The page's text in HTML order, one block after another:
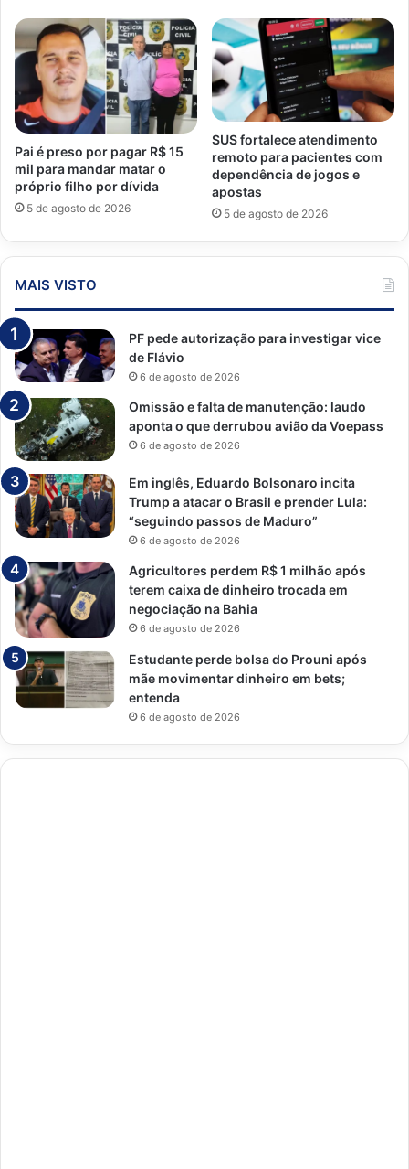
Pai é preso por pagar R$ 15
mil para mandar matar o
próprio filho por dívida
5 de agosto de 2026
SUS fortalece atendimento
remoto para pacientes com
dependência de jogos e
apostas
5 de agosto de 2026
MAIS VISTO
PF pede autorização para investigar vice
de Flávio
6 de agosto de 2026
Omissão e falta de manutenção: laudo
aponta o que derrubou avião da Voepass
6 de agosto de 2026
Em inglês, Eduardo Bolsonaro incita
Trump a atacar o Brasil e prender Lula:
“seguindo passos de Maduro”
6 de agosto de 2026
Agricultores perdem R$ 1 milhão após
terem caixa de dinheiro trocada em
negociação na Bahia
6 de agosto de 2026
Estudante perde bolsa do Prouni após
mãe movimentar dinheiro em bets;
entenda
6 de agosto de 2026